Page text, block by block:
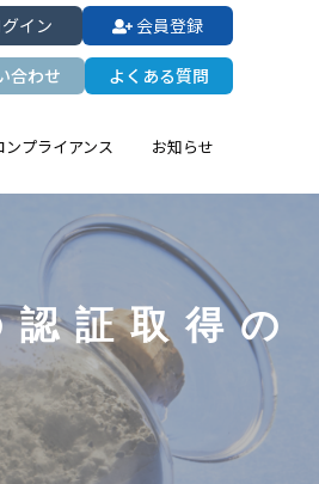
イン 会員登録
合わせ よくある質問
ンプライアンス お知らせ
証取得の